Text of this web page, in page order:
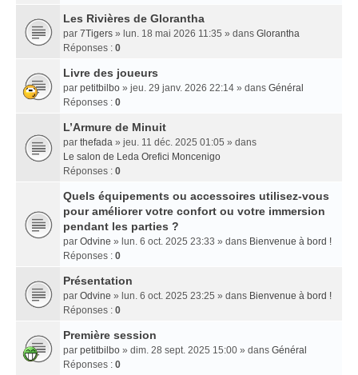
Les Rivières de Glorantha
par 7Tigers » lun. 18 mai 2026 11:35 » dans Glorantha
Réponses : 0
Livre des joueurs
par petitbilbo » jeu. 29 janv. 2026 22:14 » dans Général
Réponses : 0
L’Armure de Minuit
par thefada » jeu. 11 déc. 2025 01:05 » dans
Le salon de Leda Orefici Moncenigo
Réponses : 0
Quels équipements ou accessoires utilisez-vous
pour améliorer votre confort ou votre immersion
pendant les parties ?
par Odvine » lun. 6 oct. 2025 23:33 » dans Bienvenue à bord !
Réponses : 0
Présentation
par Odvine » lun. 6 oct. 2025 23:25 » dans Bienvenue à bord !
Réponses : 0
Première session
par petitbilbo » dim. 28 sept. 2025 15:00 » dans Général
Réponses : 0